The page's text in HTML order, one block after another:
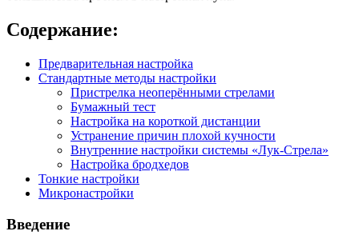
Содержание:
Предварительная настройка
Стандартные методы настройки
Пристрелка неоперёнными стрелами
Бумажный тест
Настройка на короткой дистанции
Устранение причин плохой кучности
Внутренние настройки системы «Лук-Стрела»
Настройка бродхедов
Тонкие настройки
Микронастройки
Введение